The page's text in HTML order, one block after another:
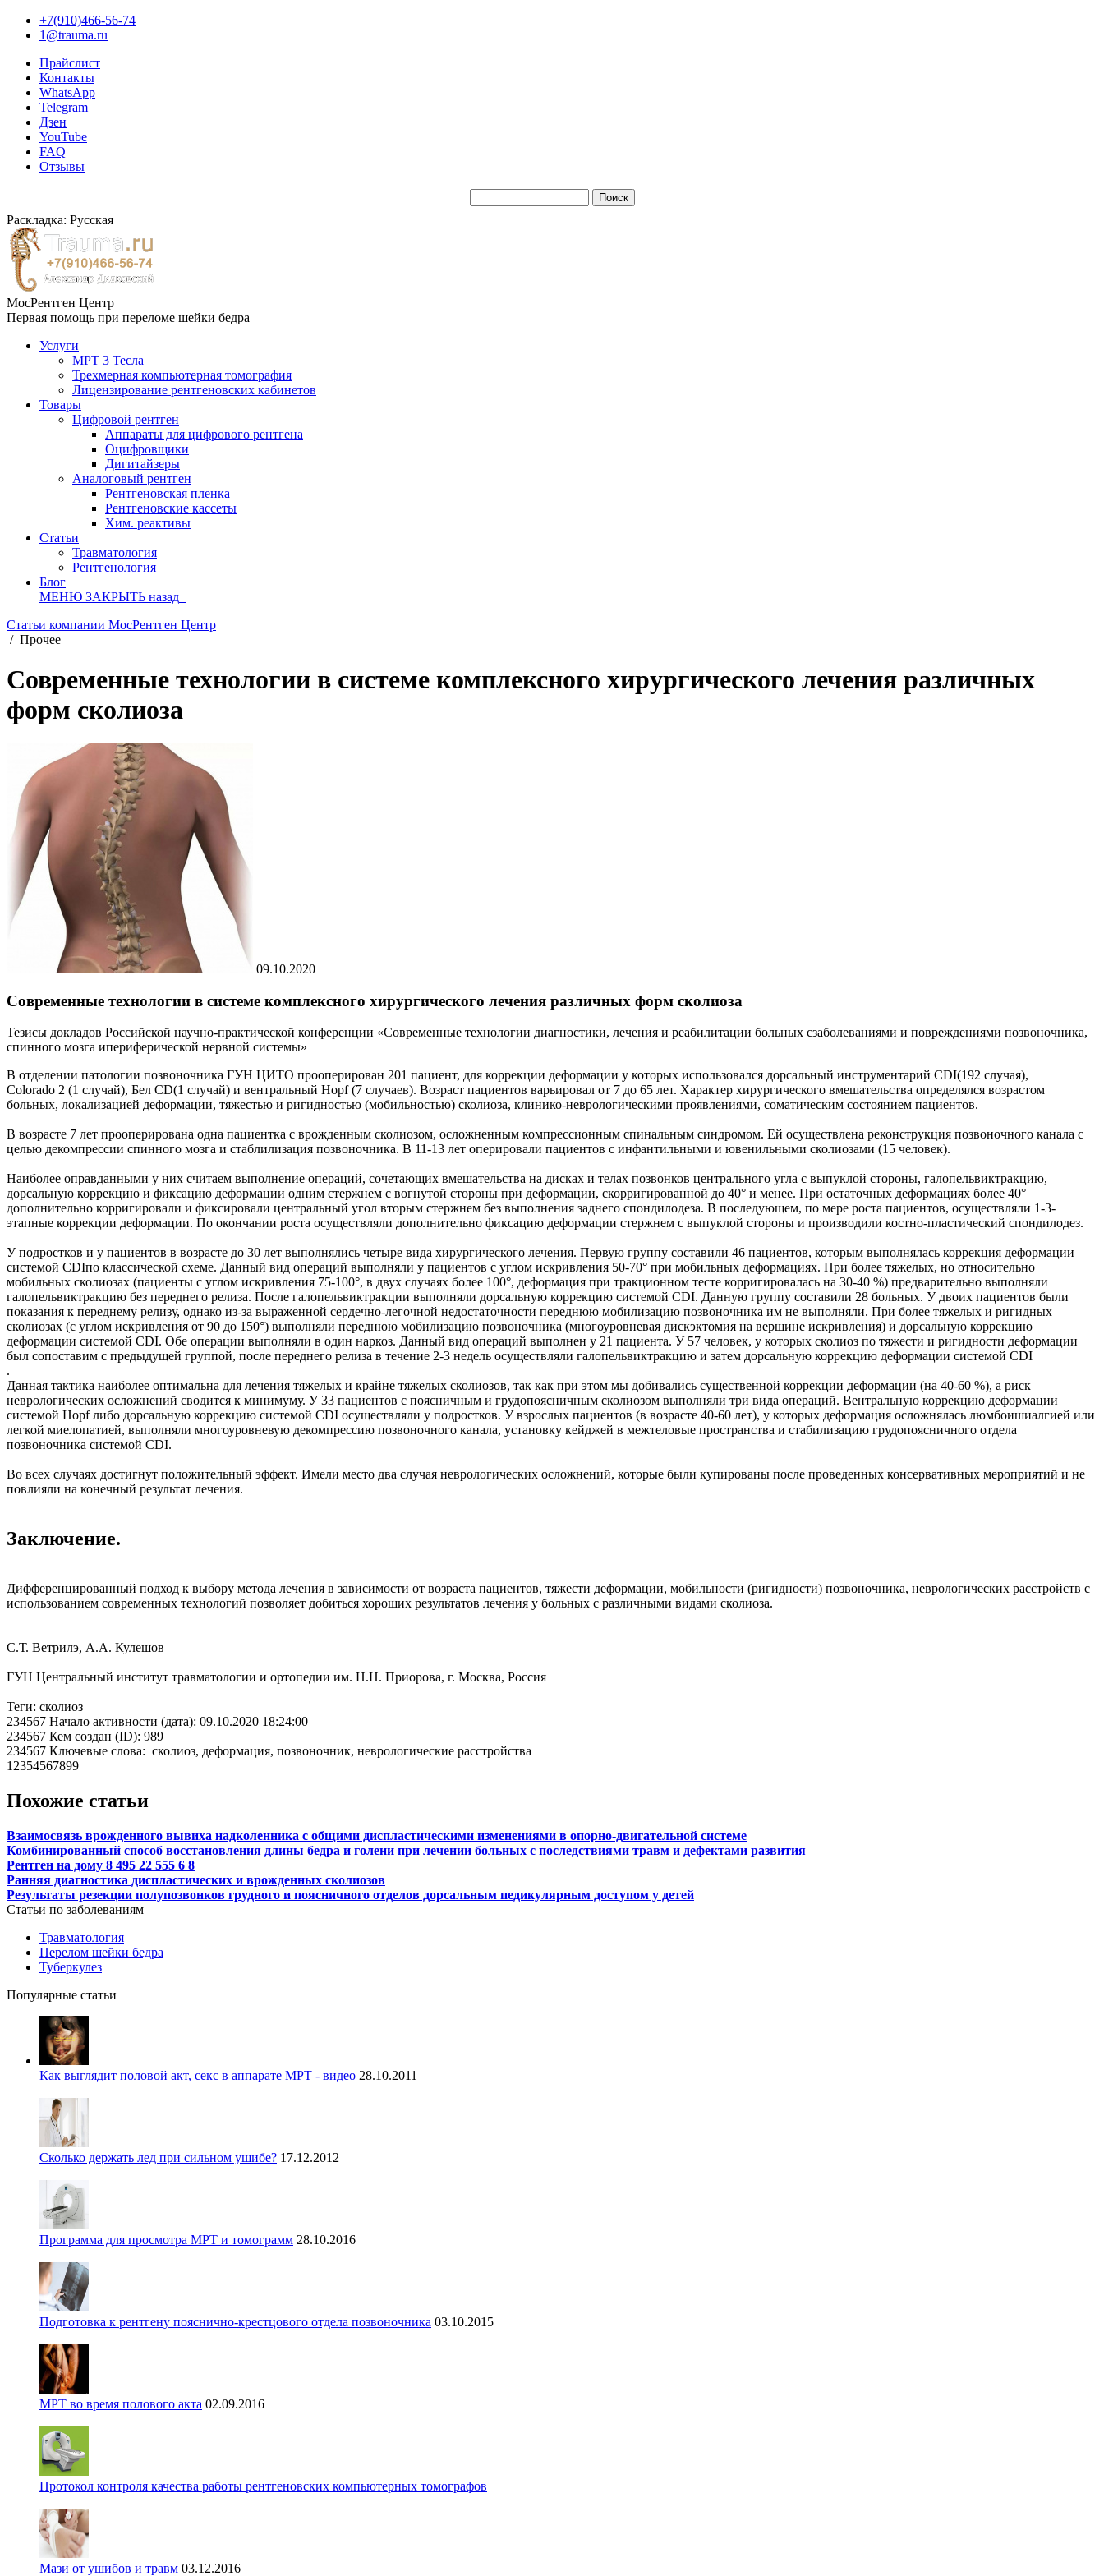
+7(910)466-56-74
1@trauma.ru
Прайслист
Контакты
WhatsApp
Telegram
Дзен
YouTube
FAQ
Отзывы
Раскладка: Русская
МосРентген Центр
Первая помощь при переломе шейки бедра
Услуги
МРТ 3 Тесла
Трехмерная компьютерная томография
Лицензирование рентгеновских кабинетов
Товары
Цифровой рентген
Аппараты для цифрового рентгена
Оцифровщики
Дигитайзеры
Аналоговый рентген
Рентгеновская пленка
Рентгеновские кассеты
Хим. реактивы
Статьи
Травматология
Рентгенология
Блог
МЕНЮ ЗАКРЫТЬ назад
Статьи компании МосРентген Центр
/ Прочее
Современные технологии в системе комплексного хирургического лечения различных
форм сколиоза
09.10.2020
Современные технологии в системе комплексного хирургического лечения различных форм сколиоза
Тезисы докладов Российской научно-практической конференции «Современные технологии диагностики, лечения и реабилитации больных сзаболеваниями и повреждениями позвоночника,
спинного мозга ипериферической нервной системы»
В отделении патологии позвоночника ГУН ЦИТО прооперирован 201 пациент, для коррекции деформации у которых использовался дорсальный инструментарий CDI(192 cлучая),
Сolorado 2 (1 cлучай), Бел CD(1 случай) и вентральный Hopf (7 случаев). Возраст пациентов варьировал от 7 до 65 лет. Характер хирургического вмешательства определялся возрастом
больных, локализацией деформации, тяжестью и ригидностью (мобильностью) сколиоза, клинико-неврологическими проявлениями, соматическим состоянием пациентов.
В возрасте 7 лет прооперирована одна пациентка с врожденным сколиозом, осложненным компрессионным спинальным синдромом. Ей осуществлена реконструкция позвоночного канала с
целью декомпрессии спинного мозга и стаблилизация позвоночника. В 11-13 лет оперировали пациентов с инфантильными и ювенильными сколиозами (15 человек).
Наиболее оправданными у них считаем выполнение операций, сочетающих вмешательства на дисках и телах позвонков центрального угла с выпуклой стороны, галопельвиктракцию,
дорсальную коррекцию и фиксацию деформации одним стержнем с вогнутой стороны при деформации, скорригированной до 40° и менее. При остаточных деформациях более 40°
дополнительно корригировали и фиксировали центральный угол вторым стержнем без выполнения заднего спондилодеза. В последующем, по мере роста пациентов, осуществляли 1-3-
этапные коррекции деформации. По окончании роста осуществляли дополнительно фиксацию деформации стержнем с выпуклой стороны и производили костно-пластический спондилодез.
У подростков и у пациентов в возрасте до 30 лет выполнялись четыре вида хирургического лечения. Первую группу составили 46 пациентов, которым выполнялась коррекция деформации
системой CDIпо классической схеме. Данный вид операций выполняли у пациентов с углом искривления 50-70° при мобильных деформациях. При более тяжелых, но относительно
мобильных сколиозах (пациенты с углом искривления 75-100°, в двух случаях более 100°, деформация при тракционном тесте корригировалась на 30-40 %) предварительно выполняли
галопельвиктракцию без переднего релиза. После галопельвиктракции выполняли дорсальную коррекцию системой CDI. Данную группу составили 28 больных. У двоих пациентов были
показания к переднему релизу, однако из-за выраженной сердечно-легочной недостаточности переднюю мобилизацию позвоночника им не выполняли. При более тяжелых и ригидных
сколиозах (с углом искривления от 90 до 150°) выполняли переднюю мобилизацию позвоночника (многоуровневая дискэктомия на вершине искривления) и дорсальную коррекцию
деформации системой CDI. Обе операции выполняли в один наркоз. Данный вид операций выполнен у 21 пациента. У 57 человек, у которых сколиоз по тяжести и ригидности деформации
был сопоставим с предыдущей группой, после переднего релиза в течение 2-3 недель осуществляли галопельвиктракцию и затем дорсальную коррекцию деформации системой CDI
.
Данная тактика наиболее оптимальна для лечения тяжелых и крайне тяжелых сколиозов, так как при этом мы добивались существенной коррекции деформации (на 40-60 %), а риск
неврологических осложнений сводится к минимуму. У 33 пациентов с поясничным и грудопоясничным сколиозом выполняли три вида операций. Вентральную коррекцию деформации
системой Hopf либо дорсальную коррекцию системой CDI осуществляли у подростков. У взрослых пациентов (в возрасте 40-60 лет), у которых деформация осложнялась люмбоишиалгией или
легкой миелопатией, выполняли многоуровневую декомпрессию позвоночного канала, установку кейджей в межтеловые пространства и стабилизацию грудопоясничного отдела
позвоночника системой CDI.
Во всех случаях достигнут положительный эффект. Имели место два случая неврологических осложнений, которые были купированы после проведенных консервативных мероприятий и не
повлияли на конечный результат лечения.
Заключение.
Дифференцированный подход к выбору метода лечения в зависимости от возраста пациентов, тяжести деформации, мобильности (ригидности) позвоночника, неврологических расстройств с
использованием современных технологий позволяет добиться хороших результатов лечения у больных с различными видами сколиоза.
С.Т. Ветрилэ, А.А. Кулешов
ГУН Центральный институт травматологии и ортопедии им. Н.Н. Приорова, г. Москва, Россия
Теги: сколиоз
234567 Начало активности (дата): 09.10.2020 18:24:00
234567 Кем создан (ID): 989
234567 Ключевые слова: сколиоз, деформация, позвоночник, неврологические расстройства
12354567899
Похожие статьи
Взаимосвязь врожденного вывиха надколенника с общими диспластическими изменениями в опорно-двигательной системе
Комбинированный способ восстановления длины бедра и голени при лечении больных с последствиями травм и дефектами развития
Рентген на дому 8 495 22 555 6 8
Ранняя диагностика диспластических и врожденных сколиозов
Результаты резекции полупозвонков грудного и поясничного отделов дорсальным педикулярным доступом у детей
Статьи по заболеваниям
Травматология
Перелом шейки бедра
Туберкулез
Популярные статьи
Как выглядит половой акт, секс в аппарате МРТ - видео 28.10.2011
Сколько держать лед при сильном ушибе? 17.12.2012
Программа для просмотра МРТ и томограмм 28.10.2016
Подготовка к рентгену пояснично-крестцового отдела позвоночника 03.10.2015
МРТ во время полового акта 02.09.2016
Протокол контроля качества работы рентгеновских компьютерных томографов
Мази от ушибов и травм 03.12.2016